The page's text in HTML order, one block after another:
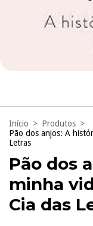
Início > Produtos >
Pão dos anjos: A
Letras
Pão dos
minha
Cia das